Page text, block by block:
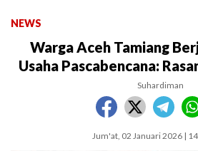
NEWS
Warga Aceh Tamiang
Usaha Pascabencana:
Suhardiman
Jum'at, 02 Januari 2026 |